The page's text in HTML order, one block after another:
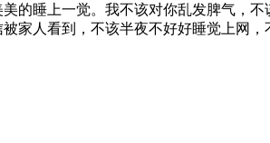
的睡上一觉。我不该对你乱发脾气，
家人看到，不该半夜不好好睡觉上网